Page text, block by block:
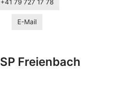
+41 79 727 17 78
E-Mail
Freienbach